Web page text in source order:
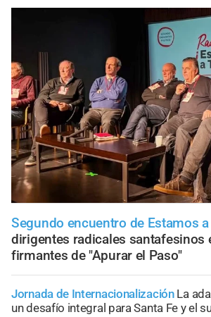
Segundo encuentro de Estamos
dirigentes radicales santafesinos
firmantes de "Apurar el Paso"
Jornada de Internacionalización La
un desafío integral para Santa Fe y el